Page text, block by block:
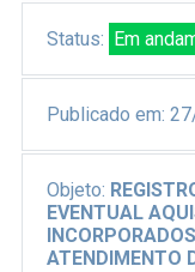
Status: Em
Publicado em:
Objeto:
EVENTUAL
ATENDIMENTO